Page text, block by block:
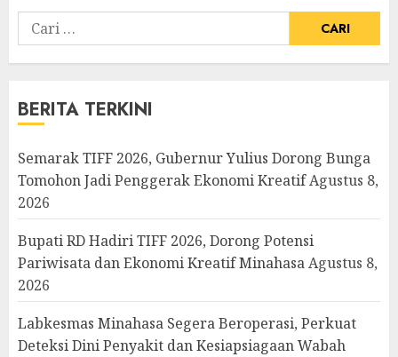
Cari
untuk:
BERITA TERKINI
Semarak TIFF 2026, Gubernur Yulius Dorong Bunga
Tomohon Jadi Penggerak Ekonomi KreatifAgustus 8,
2026
Bupati RD Hadiri TIFF 2026, Dorong Potensi
Pariwisata dan Ekonomi Kreatif MinahasaAgustus 8,
2026
Labkesmas Minahasa Segera Beroperasi, Perkuat
Deteksi Dini Penyakit dan Kesiapsiagaan Wabah